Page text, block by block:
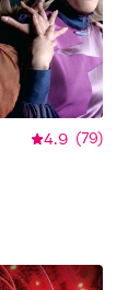
4.9 (79)